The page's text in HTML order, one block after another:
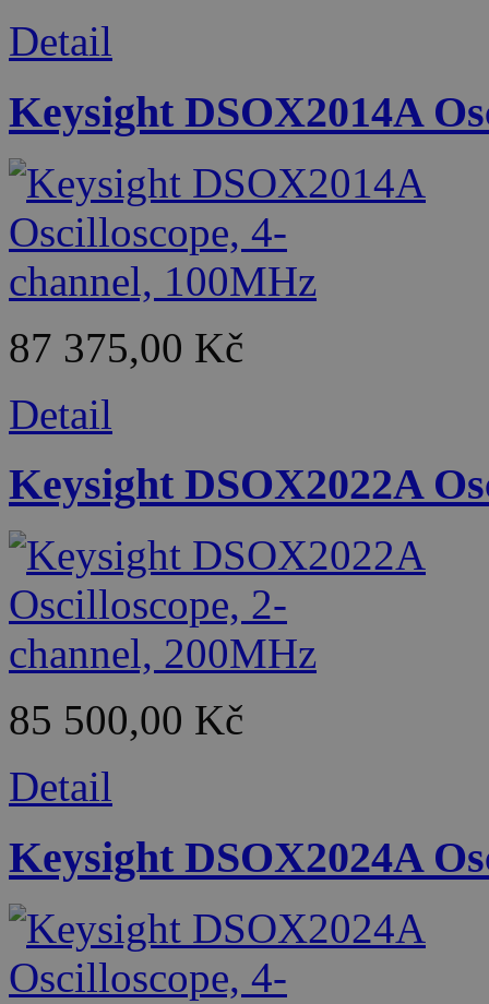
Detail
Keysight DSOX2014A
87 375,00 Kč
Detail
Keysight DSOX2022A
85 500,00 Kč
Detail
Keysight DSOX2024A